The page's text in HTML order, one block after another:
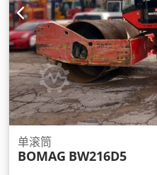
单滚筒
BOMAG BW216D5